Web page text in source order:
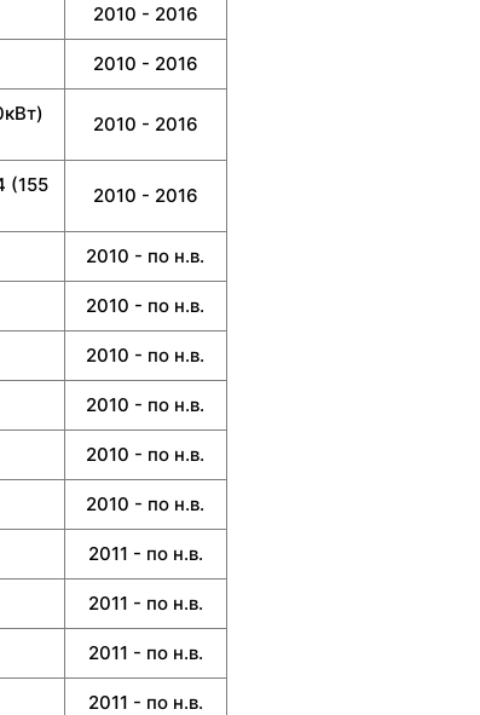
2010 - 2016
2010 - 2016
2010 - 2016
(155
2010 - 2016
2010 - по н.в.
2010 - по н.в.
2010 - по н.в.
2010 - по н.в.
2010 - по н.в.
2010 - по н.в.
2011 - по н.в.
2011 - по н.в.
2011 - по н.в.
2011 - по н.в.